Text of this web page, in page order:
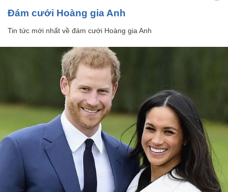
đám cưới Hoàng gia Anh
Tin tức mới nhất về đám cưới Hoàng gia Anh